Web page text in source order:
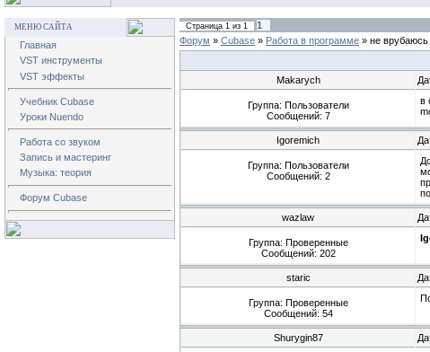
МЕНЮ САЙТА
Главная
VST инструменты
VST эффекты
Учебник Cubase
Уроки Nuendo
Работа со звуком
Запись и мастеринг
Музыка: теория
Форум Cubase
Страница 1 из 1
1
Форум » Cubase » Работа в программе » не врубаюсь
Makarych
Группа: Пользователи
Сообщений: 7
в
Igoremich
Группа: Пользователи
Сообщений: 2
wazlaw
Группа: Проверенные
Сообщений: 202
staric
Группа: Проверенные
Сообщений: 54
Shurygin87